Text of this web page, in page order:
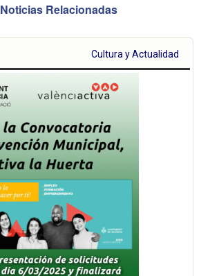
Noticias Relacionadas
Cultura y Actualidad